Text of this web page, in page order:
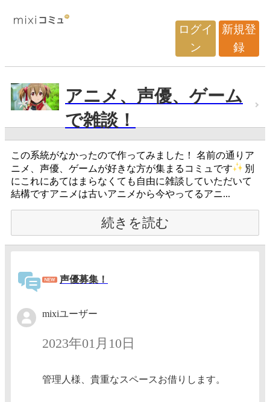
ログイ
ン
新規登
録
アニメ、声優、ゲーム
で雑談！
この系統がなかったので作ってみました！ 名前の通りア
ニメ、声優、ゲームが好きな方が集まるコミュです
別
にこれにあてはまらなくても自由に雑談していただいて
結構ですアニメは古いアニメから今やってるアニ...
続きを読む
声優募集！
mixiユーザー
2023年01月10日
管理人様、貴重なスペースお借りします。